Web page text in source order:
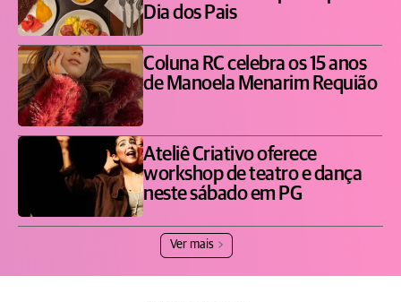
Dia dos Pais
Coluna RC celebra os 15 anos
de Manoela Menarim Requião
Ateliê Criativo oferece
workshop de teatro e dança
neste sábado em PG
Ver mais